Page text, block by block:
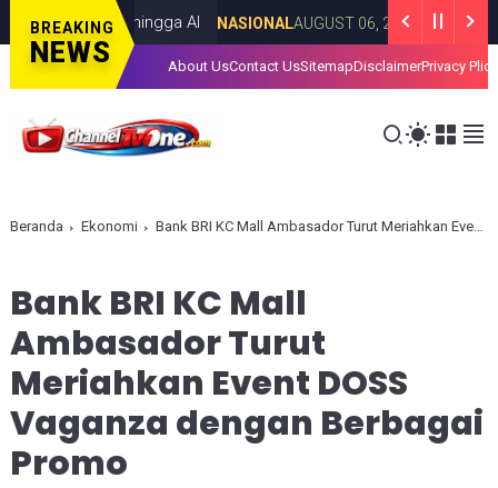
BREAKING
NEWS
Nuklir hingga AI NASIONALAUGUST 06, 2026 Tingkatkan
About UsContact UsSitemapDisclaimerPrivacy Plice
Beranda Ekonomi Bank BRI KC Mall Ambasador Turut Meriahkan Event DOSS Vaganza dengan Berbagai Promo
Bank BRI KC Mall
Ambasador Turut
Meriahkan Event DOSS
Vaganza dengan Berbagai
Promo